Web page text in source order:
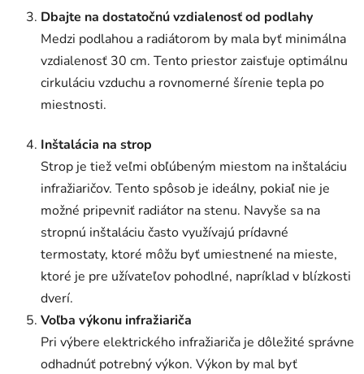
Dbajte na dostatočnú vzdialenosť od podlahy
Medzi podlahou a radiátorom by mala byť minimálna
vzdialenosť 30 cm. Tento priestor zaisťuje optimálnu
cirkuláciu vzduchu a rovnomerné šírenie tepla po
miestnosti.
Inštalácia na strop
Strop je tiež veľmi obľúbeným miestom na inštaláciu
infražiaričov. Tento spôsob je ideálny, pokiaľ nie je
možné pripevniť radiátor na stenu. Navyše sa na
stropnú inštaláciu často využívajú prídavné
termostaty, ktoré môžu byť umiestnené na mieste,
ktoré je pre užívateľov pohodlné, napríklad v blízkosti
dverí.
Voľba výkonu infražiariča
Pri výbere elektrického infražiariča je dôležité správne
odhadnúť potrebný výkon. Výkon by mal byť